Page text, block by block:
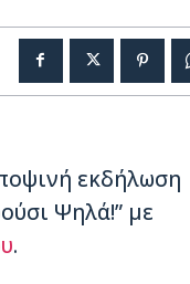
εκδήλωση
Ψηλά!” με
.